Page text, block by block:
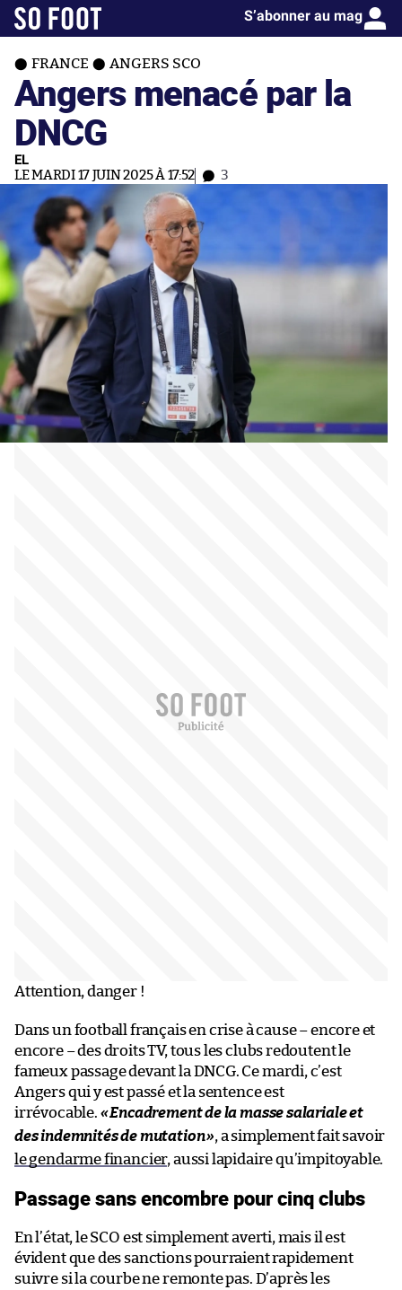
S’abonner au mag
FRANCE ANGERS SCO
Angers menacé par la
DNCG
EL
LE MARDI 17 JUIN 2025 À 17:52 3
Attention, danger !
Dans un football français en crise à cause – encore et
encore – des droits TV, tous les clubs redoutent le
fameux passage devant la DNCG. Ce mardi, c’est
Angers qui y est passé et la sentence est
irrévocable. «Encadrement de la masse salariale et
des indemnités de mutation», a simplement fait savoir
le gendarme financier, aussi lapidaire qu’impitoyable.
Passage sans encombre pour cinq clubs
En l’état, le SCO est simplement averti, mais il est
évident que des sanctions pourraient rapidement
suivre si la courbe ne remonte pas. D’après les